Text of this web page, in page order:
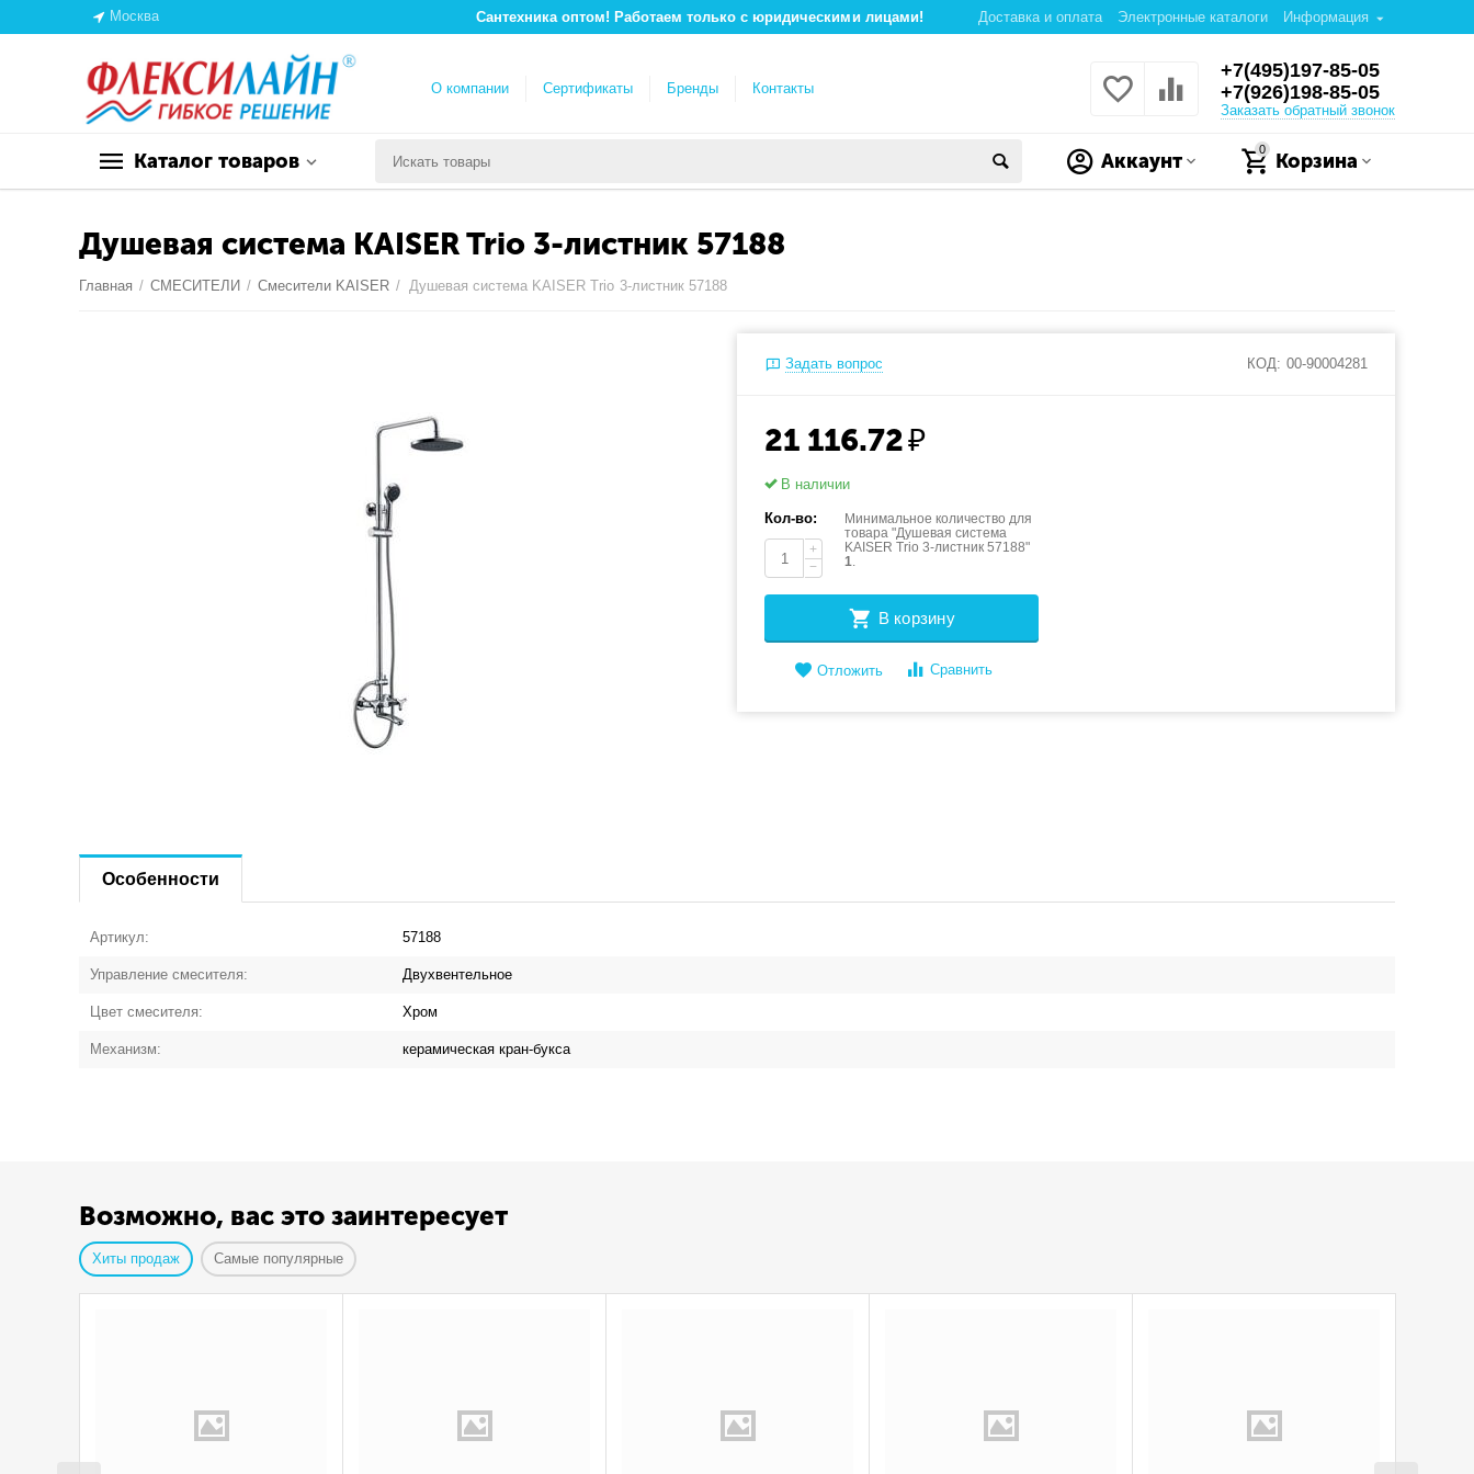
Москва Доставка и оплата Электронные каталоги Информация
Сантехника оптом! Работаем только с юридическими лицами!
О компании Сертификаты Бренды Контакты
+7(495)197-85-05
+7(926)198-85-05
Заказать обратный звонок
Каталог товаров
0
Корзина
Аккаунт
Душевая система KAISER Trio 3-листник 57188
Главная / СМЕСИТЕЛИ / Смесители KAISER / Душевая система KAISER Trio 3-листник 57188
Задать вопрос КОД: 00-90004281
21 116.72₽
В наличии
Кол-во:
+
−
Минимальное количество для
товара "Душевая система
KAISER Trio 3-листник 57188"
1.
В корзину
Отложить Сравнить
Особенности
Артикул: 57188
Управление смесителя: Двухвентельное
Цвет смесителя: Хром
Механизм: керамическая кран-букса
Возможно, вас это заинтересует
Хиты продаж Самые популярные